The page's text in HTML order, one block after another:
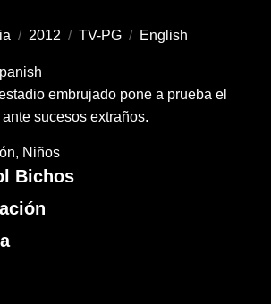
/ 2012 / TV-PG / English
embrujado pone a prueba el
sucesos extraños.
Niños
Bichos